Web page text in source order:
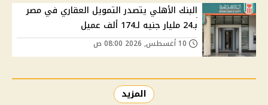
البنك الأهلي يتصدر التمويل العقاري في مصر
بـ24 مليار جنيه لـ174 ألف عميل
المزيد